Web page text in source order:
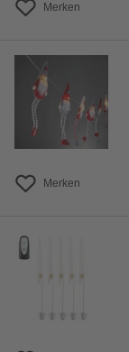
Merken
Merken